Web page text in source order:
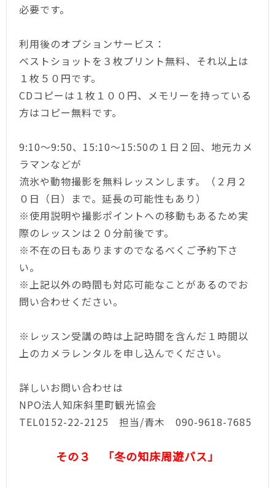
必要です。
利用後のオプションサービス：
ベストショットを３枚プリント無料、それ以上は
１枚５０円です。
CDコピーは１枚１００円、メモリーを持っている
方はコピー無料です。
9:10～9:50、 15:10～15:50の１日２回、 地元カメ
ラマンなどが
流氷や動物撮影を無料レッスンします。（２月２
０日（日）まで。延長の可能性もあり）
※使用説明や撮影ポイントへの移動もあるため実
際のレッスンは２０分前後です。
※不在の日もありますのでなるべくご予約下さ
い。
※上記以外の時間も対応可能なことがあるのでお
問い合わせください。
※レッスン受講の時は上記時間を含んだ１時間以
上のカメラレンタルを申し込んでください。
詳しいお問い合わせは
NPO法人知床斜里町観光協会
TEL0152-22-2125 担当/青木 090-9618-7685
その３ 「冬の知床周遊バス」